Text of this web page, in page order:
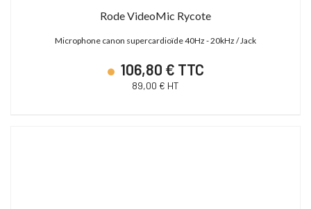
Rode VideoMic Rycote
Microphone canon supercardioïde 40Hz - 20kHz / Jack
106,80 € TTC
89,00 € HT